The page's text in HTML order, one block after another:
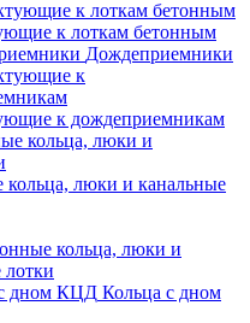
к лоткам бетонным
Дождеприемники
к дождеприемникам
кольца, люки и канальные
кольца, люки и
лотки
Кольца с дном